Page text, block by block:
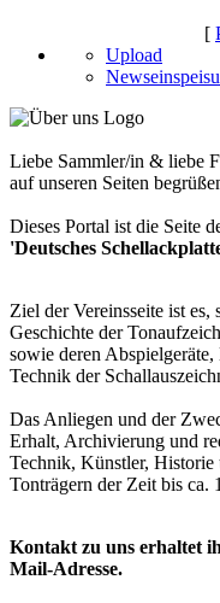
[
Upload
Liebe Sammler/in & liebe
auf unseren Seiten
Dieses Portal ist die Seite
'Deutsches
Ziel der Vereinsseite ist
Geschichte der
sowie deren
Technik der
Das Anliegen und der
Erhalt, Archivierung und
Technik, Künstler, Historie
Tonträgern der Zeit bis ca.
Kontakt zu uns erhaltet
Mail-Adresse.